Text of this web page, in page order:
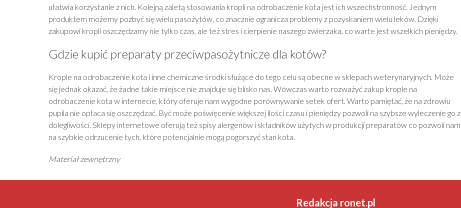
ułatwia korzystanie z nich. Kolejną zaletą stosowania kropli na odrobaczenie kota jest ich wszechstronność. Jednym
produktem możemy pozbyć się wielu pasożytów, co znacznie ogranicza problemy z pozyskaniem wielu leków. Dzięki
zakupowi kropli oszczędzamy nie tylko czas, ale też stres i cierpienie naszego zwierzaka, co warte jest wszelkich pieniędzy.
Gdzie kupić preparaty przeciwpasożytnicze dla kotów?
Krople na odrobaczenie kota i inne chemiczne środki służące do tego celu są obecne w sklepach weterynaryjnych. Może
się jednak okazać, że żadne takie miejsce nie znajduje się blisko nas. Wówczas warto rozważyć zakup krople na
odrobaczenie kota w internecie, który oferuje nam wygodne porównywanie setek ofert. Warto pamiętać, że na zdrowiu
pupila nie opłaca się oszczędzać. Być może poświęcenie większej ilości czasu i pieniędzy pozwoli na szybsze wyleczenie go z
dolegliwości. Sklepy internetowe oferują też spisy alergenów i składników użytych w produkcji preparatów co pozwoli nam
na szybkie odrzucenie tych, które potencjalnie mogą pogorszyć stan kota.
Materiał zewnętrzny
Redakcja ronet.pl